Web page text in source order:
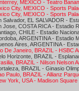
MEXICO - Teatro
City, MEXICO - Sports
City, MEXICO - Sports
Salvador, EL SALVADOR -
Jose, COSTA RICA - Estadio
CHILE - Estadio
ARGENTINA - Estadio
Aires, ARGENTINA -
De Janeiro, BRAZIL - HSBC
Horizonte, BRAZIL -
BRAZIL - Nilson Nelson
BRAZIL - Ginasio
Paulo, BRAZIL - Allianz
York, USA - Madison